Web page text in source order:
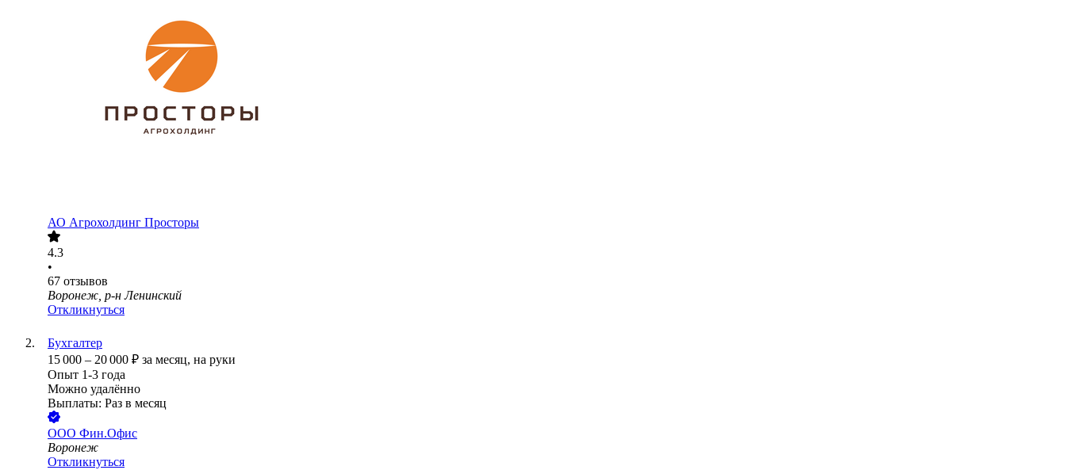
АО Агрохолдинг Просторы
4.3
•
67 отзывов
Воронеж, р-н Ленинский
Откликнуться
Бухгалтер
15 000 – 20 000 ₽ за месяц, на руки
Опыт 1-3 года
Можно удалённо
Выплаты: Раз в месяц
ООО Фин.Офис
Воронеж
Откликнуться